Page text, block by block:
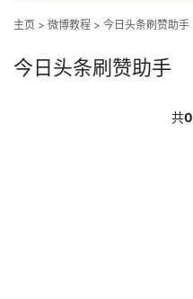
主页 > 微博教程 > 今日头条刷赞助手
今日头条刷赞助手
共0